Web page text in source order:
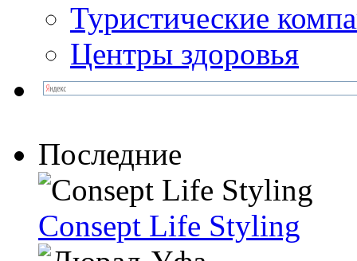
Туристические
Центры здоровья
Последние
Consept Life Styling